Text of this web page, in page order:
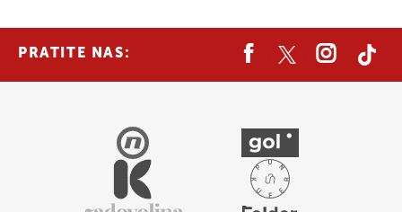
PRATITE NAS: